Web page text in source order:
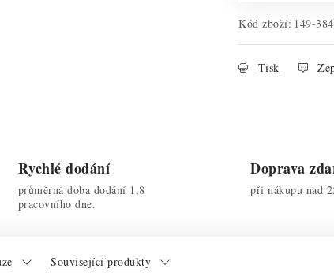
Kód zboží: 149-384
Tisk
Rychlé dodání
průměrná doba dodání 1,8
pracovního dne.
Doprava
při nákupu nad
Související produkty